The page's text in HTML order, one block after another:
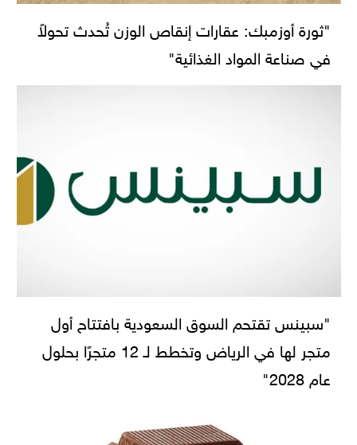
"ثورة أوزمبك: عقارات إنقاص الوزن تُحدث تحولاً
في صناعة المواد الغذائية"
"سبينس تقتحم السوق السعودية بافتتاح أول
متجر لها في الرياض وتخطط لـ 12 متجرًا بحلول
عام 2028"